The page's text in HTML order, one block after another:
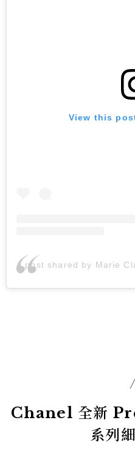
View this
A post shared by Marie
Chanel 全新
系列